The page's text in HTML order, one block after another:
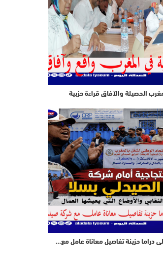
الحصيلة والآفاق قراءة حزبية
دراما حزينة تفاصيل معاناة عامل مع…